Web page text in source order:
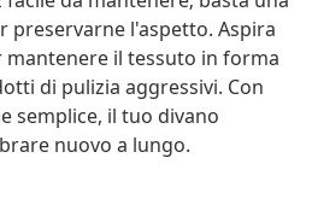
preservarne l'aspetto. Aspira
il tessuto in forma
di pulizia aggressivi. Con
semplice, il tuo divano
nuovo a lungo.